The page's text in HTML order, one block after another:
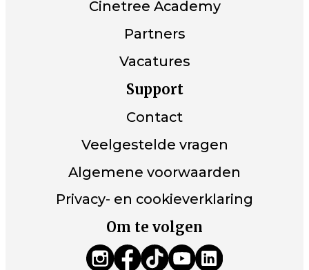
Cinetree Academy
Partners
Vacatures
Support
Contact
Veelgestelde vragen
Algemene voorwaarden
Privacy- en cookieverklaring
Om te volgen